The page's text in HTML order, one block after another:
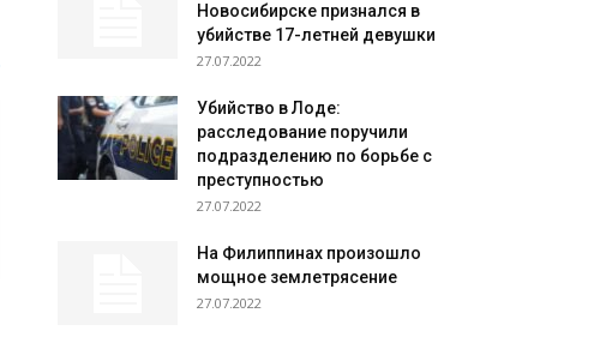
Новосибирске признался в
убийстве 17-летней девушки
27.07.2022
Убийство в Лоде:
расследование поручили
подразделению по борьбе с
преступностью
27.07.2022
На Филиппинах произошло
мощное землетрясение
27.07.2022